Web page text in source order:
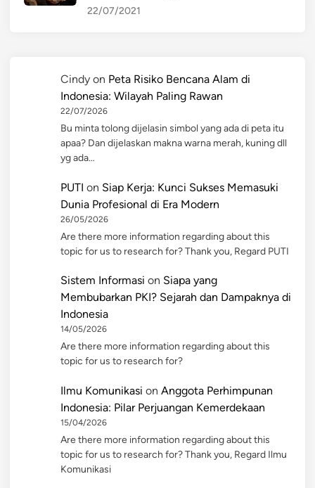
22/07/2021
Cindy on Peta Risiko Bencana Alam di
Indonesia: Wilayah Paling Rawan
22/07/2026
Bu minta tolong dijelasin simbol yang ada di peta itu
apaa? Dan dijelaskan makna warna merah, kuning dll
yg ada…
PUTI on Siap Kerja: Kunci Sukses Memasuki
Dunia Profesional di Era Modern
26/05/2026
Are there more information regarding about this
topic for us to research for? Thank you, Regard PUTI
Sistem Informasi on Siapa yang
Membubarkan PKI? Sejarah dan Dampaknya di
Indonesia
14/05/2026
Are there more information regarding about this
topic for us to research for?
Ilmu Komunikasi on Anggota Perhimpunan
Indonesia: Pilar Perjuangan Kemerdekaan
15/04/2026
Are there more information regarding about this
topic for us to research for? Thank you, Regard Ilmu
Komunikasi